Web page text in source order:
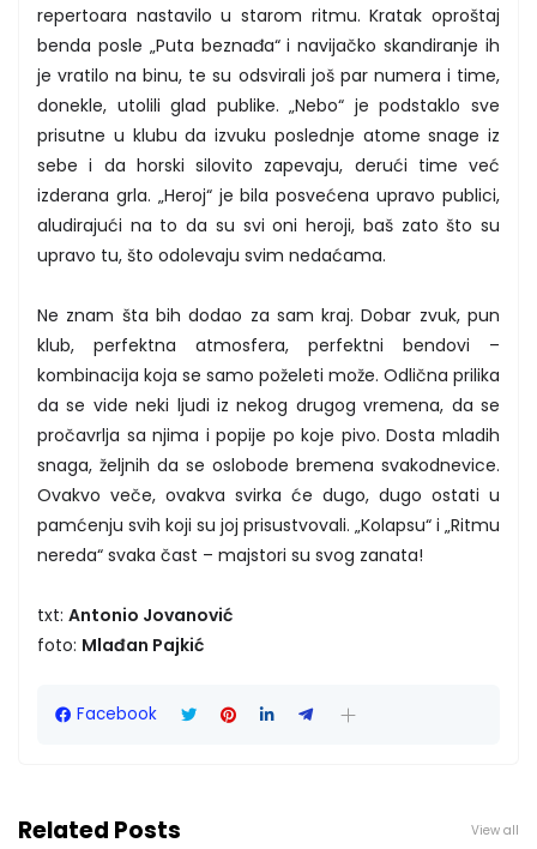
repertoara nastavilo u starom ritmu. Kratak oproštaj
benda posle „Puta beznađa“ i navijačko skandiranje ih
je vratilo na binu, te su odsvirali još par numera i time,
donekle, utolili glad publike. „Nebo“ je podstaklo sve
prisutne u klubu da izvuku poslednje atome snage iz
sebe i da horski silovito zapevaju, derući time već
izderana grla. „Heroj“ je bila posvećena upravo publici,
aludirajući na to da su svi oni heroji, baš zato što su
upravo tu, što odolevaju svim nedaćama.
Ne znam šta bih dodao za sam kraj. Dobar zvuk, pun
klub, perfektna atmosfera, perfektni bendovi –
kombinacija koja se samo poželeti može. Odlična prilika
da se vide neki ljudi iz nekog drugog vremena, da se
pročavrlja sa njima i popije po koje pivo. Dosta mladih
snaga, željnih da se oslobode bremena svakodnevice.
Ovakvo veče, ovakva svirka će dugo, dugo ostati u
pamćenju svih koji su joj prisustvovali. „Kolapsu“ i „Ritmu
nereda“ svaka čast – majstori su svog zanata!
txt: Antonio Jovanović
foto: Mlađan Pajkić
Facebook
Related Posts View all